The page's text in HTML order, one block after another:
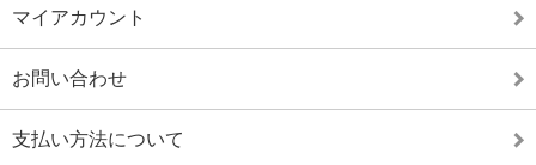
マイアカウント
お問い合わせ
支払い方法について